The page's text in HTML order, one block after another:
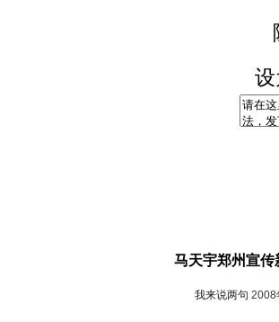
马天宇郑州宣传
我来说两句 2008